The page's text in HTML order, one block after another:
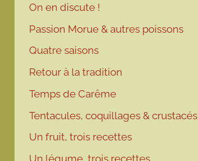
On en discute !
Passion Morue & autres poissons
Quatre saisons
Retour à la tradition
Temps de Carême
Tentacules, coquillages & crustacés
Un fruit, trois recettes